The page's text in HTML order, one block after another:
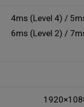
4ms (Level 4) /
6ms (Level 2) /